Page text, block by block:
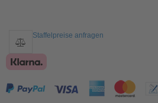
Staffelpreise anfragen